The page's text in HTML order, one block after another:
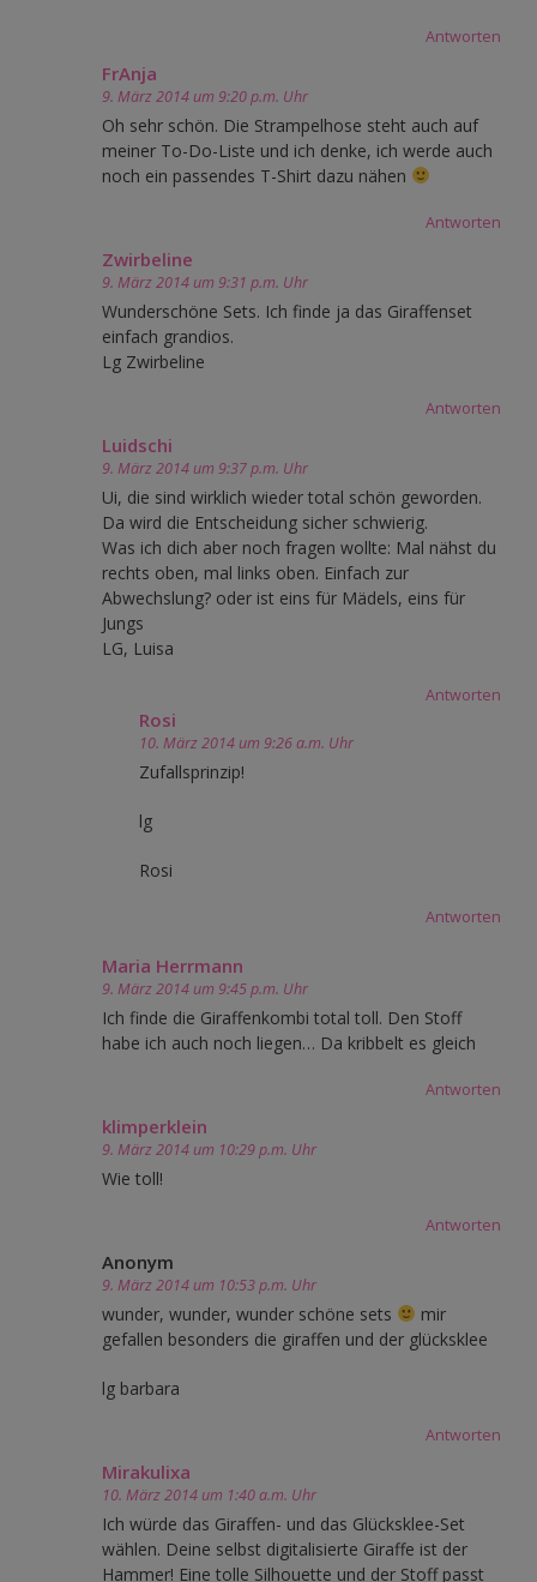
Antworten
FrAnja
9. März 2014 um 9:20 p.m. Uhr
Oh sehr schön. Die Strampelhose steht auch auf
meiner To-Do-Liste und ich denke, ich werde auch
noch ein passendes T-Shirt dazu nähen
Antworten
Zwirbeline
9. März 2014 um 9:31 p.m. Uhr
Wunderschöne Sets. Ich finde ja das Giraffenset
einfach grandios.
Lg Zwirbeline
Antworten
Luidschi
9. März 2014 um 9:37 p.m. Uhr
Ui, die sind wirklich wieder total schön geworden.
Da wird die Entscheidung sicher schwierig.
Was ich dich aber noch fragen wollte: Mal nähst du
rechts oben, mal links oben. Einfach zur
Abwechslung? oder ist eins für Mädels, eins für
Jungs
LG, Luisa
Antworten
Rosi
10. März 2014 um 9:26 a.m. Uhr
Zufallsprinzip!
lg
Rosi
Antworten
Maria Herrmann
9. März 2014 um 9:45 p.m. Uhr
Ich finde die Giraffenkombi total toll. Den Stoff
habe ich auch noch liegen… Da kribbelt es gleich
Antworten
klimperklein
9. März 2014 um 10:29 p.m. Uhr
Wie toll!
Antworten
Anonym
9. März 2014 um 10:53 p.m. Uhr
wunder, wunder, wunder schöne sets
mir
gefallen besonders die giraffen und der glücksklee
lg barbara
Antworten
Mirakulixa
10. März 2014 um 1:40 a.m. Uhr
Ich würde das Giraffen- und das Glücksklee-Set
wählen. Deine selbst digitalisierte Giraffe ist der
Hammer! Eine tolle Silhouette und der Stoff passt